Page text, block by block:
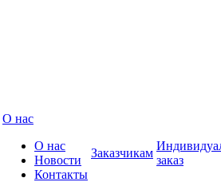
О нас
О нас
Новости
Контакты
Заказчикам
заказ